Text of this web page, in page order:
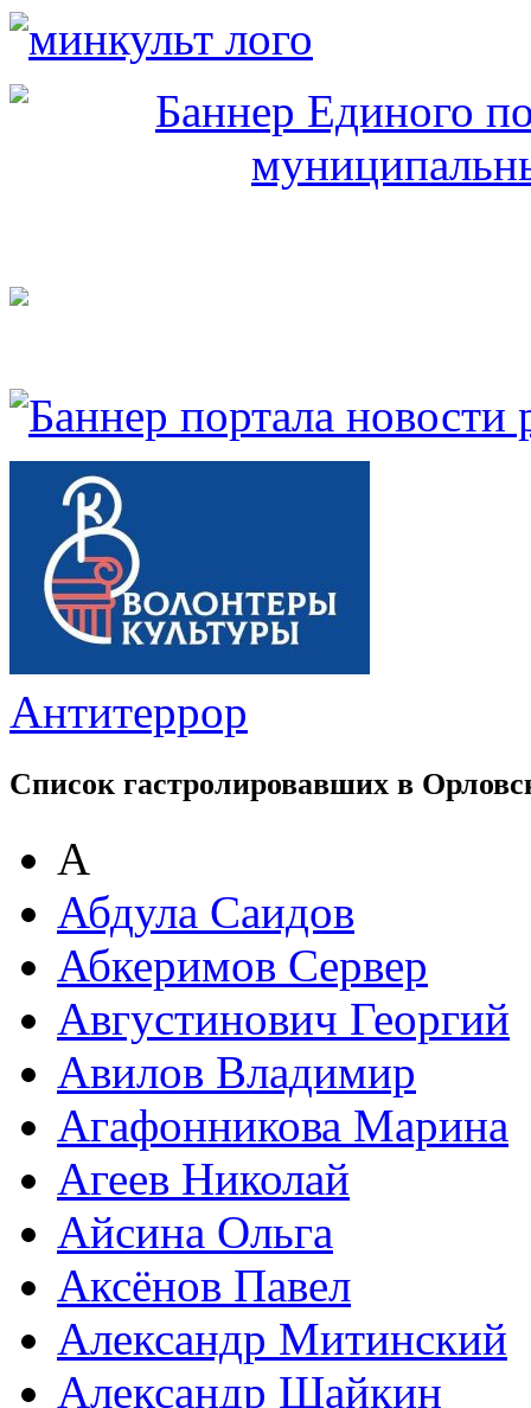
Антитеррор
Список гастролировавших в
А
Абдула Саидов
Абкеримов Сервер
Августинович Георгий
Авилов Владимир
Агафонникова Марина
Агеев Николай
Айсина Ольга
Аксёнов Павел
Александр Митинский
Александр Шайкин